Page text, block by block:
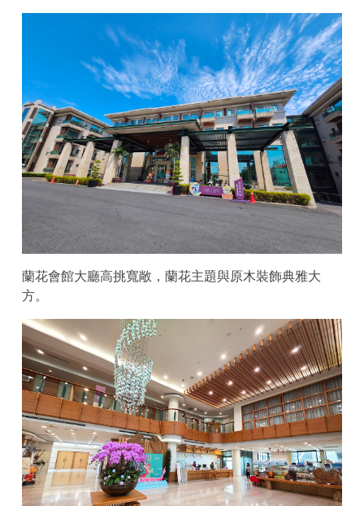
蘭花會館大廳高挑寬敞，蘭花主題與原木裝飾典雅大
方。